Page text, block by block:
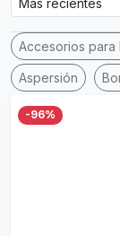
Accesorios para
Aspersión
-96%